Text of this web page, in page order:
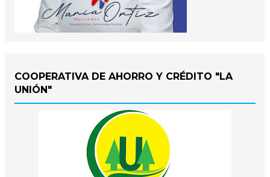
COOPERATIVA DE AHORRO Y CRÉDITO "LA
UNIÓN"